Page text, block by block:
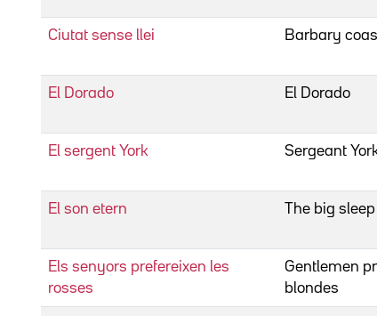
Ciutat sense llei Barbary
El Dorado El Dorado
El sergent York Sergeant
El son etern The big sleep
Els senyors prefereixen les
rosses
Gentlemen
blondes